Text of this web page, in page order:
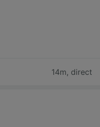
14m, direct